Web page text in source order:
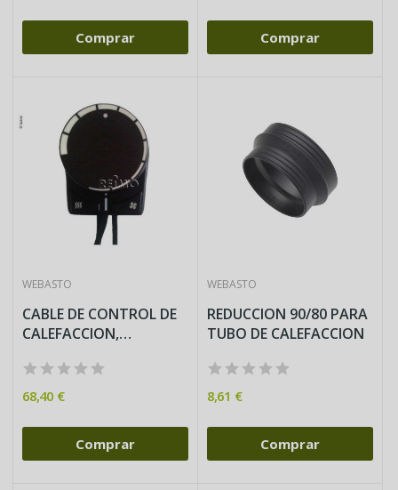
Comprar Comprar
WEBASTO
CABLE DE CONTROL DE
CALEFACCION,
68,40 €
Comprar
WEBASTO
REDUCCION 90/80 PARA
TUBO DE CALEFACCION
8,61 €
Comprar